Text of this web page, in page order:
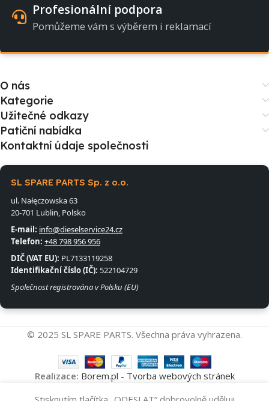
Profesionální podpora
Pomůžeme vám s výběrem i reklamací
O nás
Kategorie
Užitečné odkazy
Patiční nabídka
Kontaktní údaje společnosti
SL SPARE PARTS Sp. z o.o.
ul. Nałęczowska 63
20-701 Lublin, Polsko
E-mail: info@dieselservice24.cz
Telefon: +48 798 956 956
DIČ (VAT EU): PL7133119258
Identifikační číslo (IČ): 522104729
Společnost registrována v Polsku (EU)
© 2025 SL SPARE PARTS. Všechna práva vyhrazena.
Realizace: Borem.pl - Tvorba webových stránek
Vstřikovací